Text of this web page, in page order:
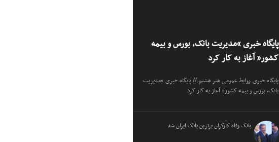
پایگاه خبری “مدیریت بانک، بورس و بیمه
کشور” آغاز به کار کرد
پایگاه خبری روابط عمومی هنر هشتم:// پایگاه خبری “مدیریت
بانک، بورس و بیمه کشور” آغاز به کار کرد
بانک رفاه کارگران برترین بانک ایران شد